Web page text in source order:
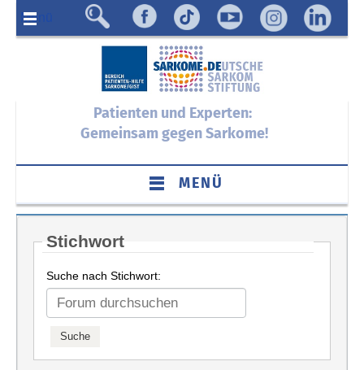
Menü
Patienten und Experten:
Gemeinsam gegen Sarkome!
MENÜ
Stichwort
Suche nach Stichwort: